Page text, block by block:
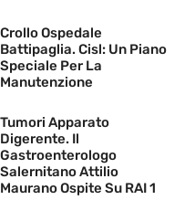
Crollo Ospedale
Battipaglia. Cisl: Un Piano
Speciale Per La
Manutenzione
Tumori Apparato
Digerente. Il
Gastroenterologo
Salernitano Attilio
Maurano Ospite Su RAI 1